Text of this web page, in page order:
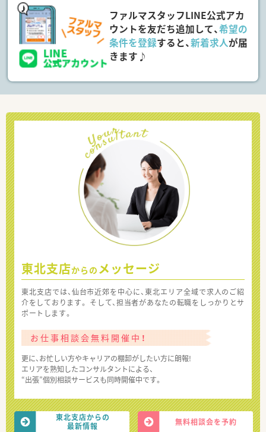
ファルマスタッフLINE公式アカ
ウントを友だち追加して、希望の
条件を登録すると、新着求人が届
きます♪
東北支店からの メッセージ
東北支店では、仙台市近郊を中心に、東北エリア全域で求人のご紹
介をしております。 そして、担当者があなたの転職をしっかりとサ
ポートします。
お仕事相談会無料開催中！
更に、お忙しい方やキャリアの棚卸がしたい方に朗報!
エリアを熟知したコンサルタントによる、
“出張”個別相談サービスも同時開催中です。
東北支店からの
最新情報
無料相談会を予約